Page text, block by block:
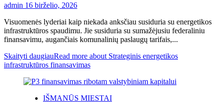
admin 16 birželio, 2026
Visuomenės lyderiai kaip niekada anksčiau susiduria su energetikos
infrastruktūros spaudimu. Jie susiduria su sumažėjusiu federaliniu
finansavimu, augančiais komunalinių paslaugų tarifais,...
Skaityti daugiauRead more about Strateginis energetikos
infrastruktūros finansavimas
IŠMANŪS MIESTAI